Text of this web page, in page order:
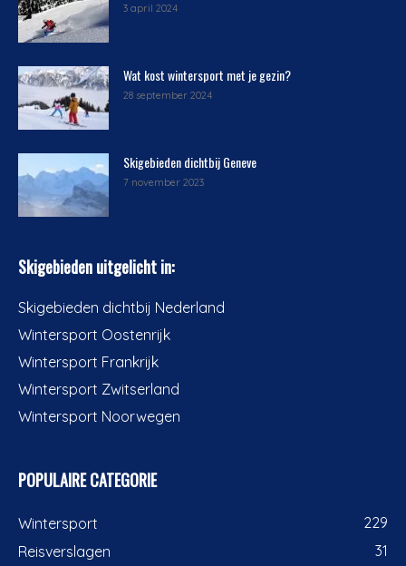
3 april 2024
Wat kost wintersport met je gezin?
28 september 2024
Skigebieden dichtbij Geneve
7 november 2023
Skigebieden uitgelicht in:
Skigebieden dichtbij Nederland
Wintersport Oostenrijk
Wintersport Frankrijk
Wintersport Zwitserland
Wintersport Noorwegen
POPULAIRE CATEGORIE
Wintersport
229
Reisverslagen
31